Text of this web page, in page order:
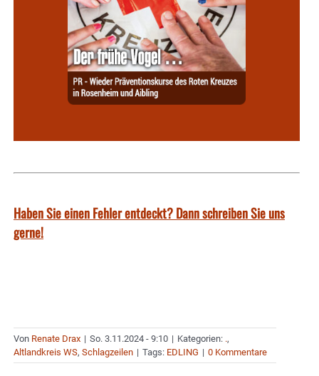
Haben Sie einen Fehler entdeckt? Dann schreiben Sie uns
gerne!
Von Renate Drax | So. 3.11.2024 - 9:10 | Kategorien: .,
Altlandkreis WS, Schlagzeilen | Tags: EDLING | 0 Kommentare